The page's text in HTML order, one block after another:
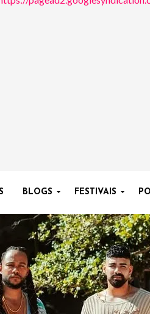
BLOGS FESTIVAIS